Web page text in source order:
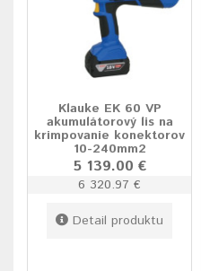
Klauke EK 60 VP
akumulátorový lis na
krimpovanie konektorov
10-240mm2
5 139.00 €
6 320.97 €
Detail produktu